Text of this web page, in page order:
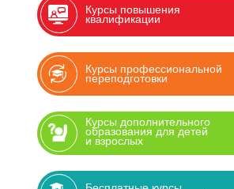
Курсы повышения
квалификации
Курсы профессиональной
переподготовки
Курсы дополнительного
образования для детей
и взрослых